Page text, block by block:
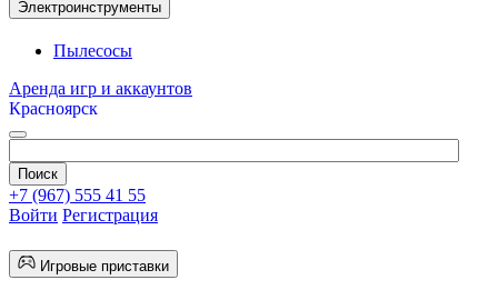
Электроинструменты
Пылесосы
Аренда игр и аккаунтов
Красноярск
+7 (967) 555 41 55
Войти Регистрация
Игровые приставки